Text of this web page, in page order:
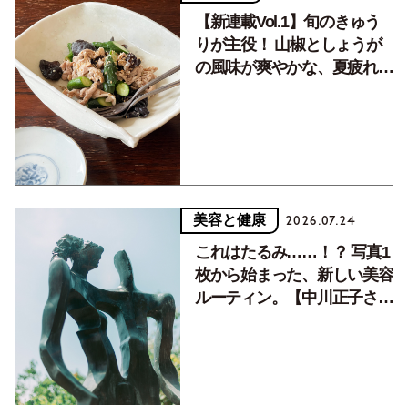
【新連載Vol.1】旬のきゅう
りが主役！ 山椒としょうが
の風味が爽やかな、夏疲れを
美容と健康 2026.07.24
これはたるみ……！？ 写真1
枚から始まった、新しい美容
ルーティン。【中川正子さん